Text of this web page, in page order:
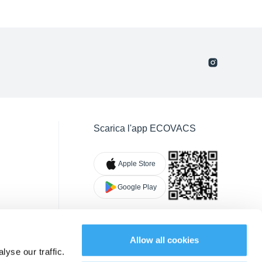
our traffic.
Allow all cookies
Scarica l'app ECOVACS
Apple Store
Google Play